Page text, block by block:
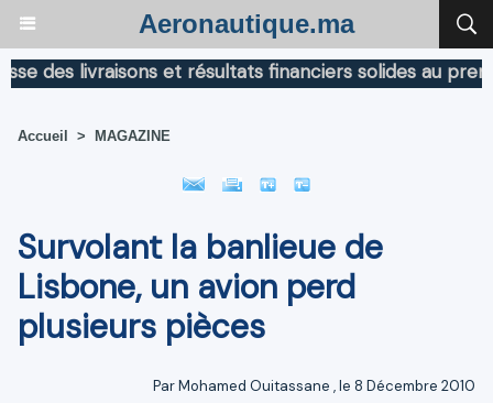
Aeronautique.ma
des livraisons et résultats financiers solides au premier
Accueil > MAGAZINE
Survolant la banlieue de
Lisbone, un avion perd
plusieurs pièces
ParMohamed Ouitassane , le 8 Décembre 2010